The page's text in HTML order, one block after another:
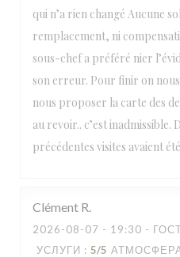
qui n’a rien changé Aucune
remplacement, ni
sous-chef a préféré nier
son erreur. Pour finir on nous
nous proposer la carte des
au revoir.. c’est inadmissible.
précédentes visites avaient
Clément R
2026-08-07 - 19:30 -
УСЛУГИ : 5/5